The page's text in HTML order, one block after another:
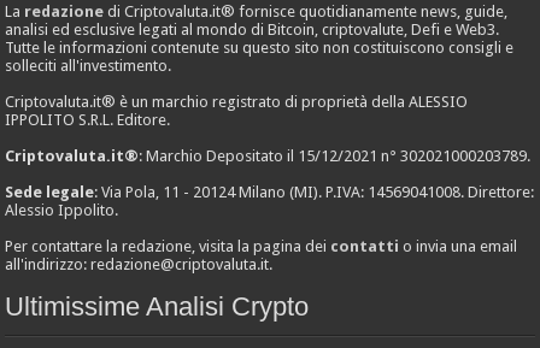
La redazione di Criptovaluta.it® fornisce quotidianamente news, guide,
analisi ed esclusive legati al mondo di Bitcoin, criptovalute, Defi e Web3.
Tutte le informazioni contenute su questo sito non costituiscono consigli e
solleciti all'investimento.
Criptovaluta.it® è un marchio registrato di proprietà della ALESSIO
IPPOLITO S.R.L. Editore.
Criptovaluta.it®: Marchio Depositato il 15/12/2021 n° 302021000203789.
Sede legale: Via Pola, 11 - 20124 Milano (MI). P.IVA: 14569041008. Direttore:
Alessio Ippolito.
Per contattare la redazione, visita la pagina dei contatti o invia una email
all'indirizzo:redazione@criptovaluta.it.
Ultimissime Analisi Crypto